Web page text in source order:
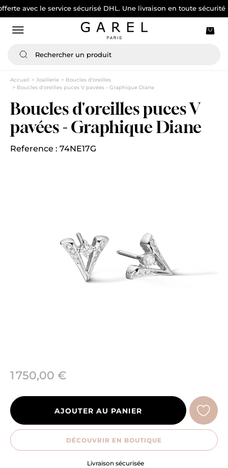
le service sécurisé DHL. Une livraison en toute sécurité
Accueil Joaillerie
Boucles d'oreilles
Boucles d'oreilles puces V pavées - Graphique Diane
Boucles d'oreilles puces V
pavées - Graphique Diane
Reference : 74NE17G
1 750,00 €
AJOUTER AU PANIER
DÉCOUVRIR EN BOUTIQUE
Engagement